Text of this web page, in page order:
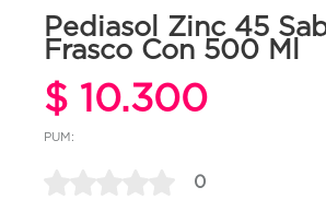
Pediasol Zinc 45
Frasco Con 500 Ml
$ 10.300
PUM:
0